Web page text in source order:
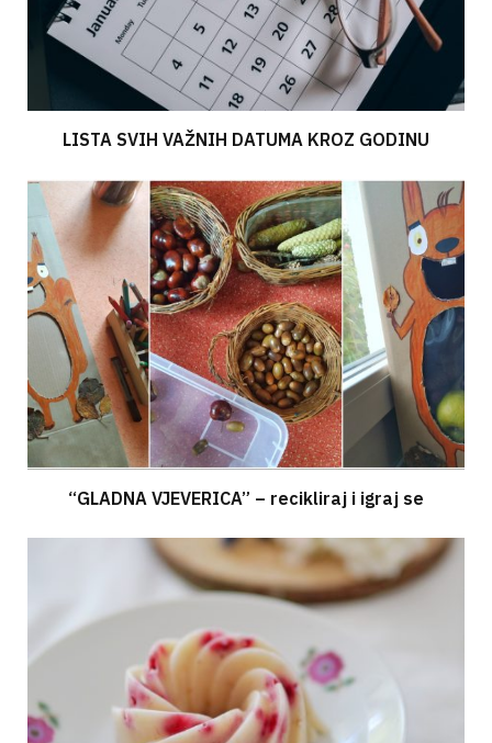
LISTA SVIH VAŽNIH DATUMA KROZ GODINU
“GLADNA VJEVERICA” – recikliraj i igraj se